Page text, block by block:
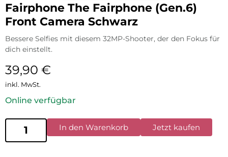
Fairphone The Fairphone (Gen.6)
Front Camera Schwarz
Bessere Selfies mit diesem 32MP-Shooter, der den Fokus für
dich einstellt.
39,90 €
inkl. MwSt.
Online verfügbar
In den Warenkorb Jetzt kaufen